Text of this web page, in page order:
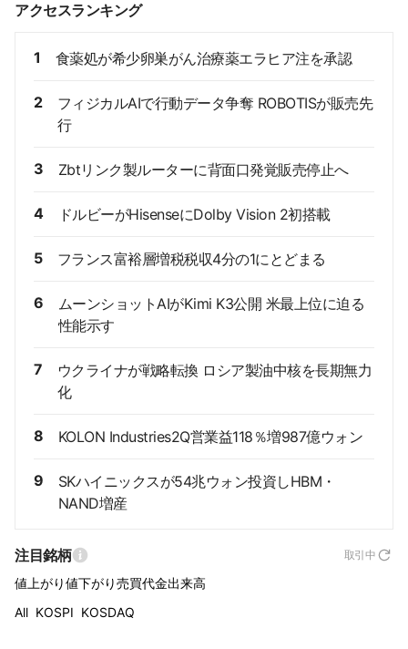
アクセスランキング
1 食薬処が希少卵巣がん治療薬エラヒア注を承認
2
フィジカルAIで行動データ争奪 ROBOTISが販売先
行
3 Zbtリンク製ルーターに背面口発覚販売停止へ
4 ドルビーがHisenseにDolby Vision 2初搭載
5 フランス富裕層増税税収4分の1にとどまる
6
ムーンショットAIがKimi K3公開 米最上位に迫る
性能示す
7
ウクライナが戦略転換 ロシア製油中核を長期無力
化
8 KOLON Industries2Q営業益118％増987億ウォン
9
SKハイニックスが54兆ウォン投資しHBM・
NAND増産
注目銘柄 取引中
値上がり値下がり売買代金出来高
All KOSPI KOSDAQ